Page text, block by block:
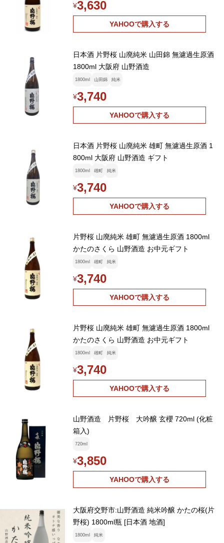
¥3,630
YAHOOで購入する
日本酒 片野桜 山廃純米 山田錦 無濾過生原酒
1800ml 大阪府 山野酒造
1800ml 山田錦 純米
¥3,740
YAHOOで購入する
日本酒 片野桜 山廃純米 雄町 無濾過生原酒 1
800ml 大阪府 山野酒造 ギフト
1800ml 雄町 純米
¥3,740
YAHOOで購入する
片野桜 山廃純米 雄町 無濾過生原酒 1800ml
かたのさくら 山野酒造 お中元ギフト
1800ml 雄町 純米
¥3,740
YAHOOで購入する
片野桜 山廃純米 雄町 無濾過生原酒 1800ml
かたのさくら 山野酒造 お中元ギフト
1800ml 雄町 純米
¥3,740
YAHOOで購入する
山野酒造 片野桜 大吟醸 玄櫻 720ml (化粧
箱入)
720ml
¥3,850
YAHOOで購入する
大阪府交野市:山野酒造 純米吟醸 かたの桜(片
野桜) 1800ml瓶 [日本酒 地酒]
1800ml 純米